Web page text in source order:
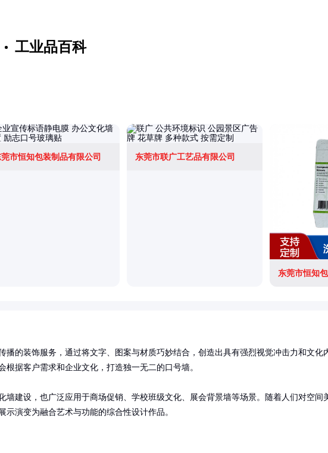
工业品百科
市恒知包装制品有限公司 东莞市联广工艺品有限公司
东莞市恒知
播的装饰服务，通过将文字、图案与材质巧妙结合，创造出具有强烈视觉冲击力和文化
据客户需求和企业文化，打造独一无二的口号墙。
墙建设，也广泛应用于商场促销、学校班级文化、展会背景墙等场景。随着人们对空间
演变为融合艺术与功能的综合性设计作品。